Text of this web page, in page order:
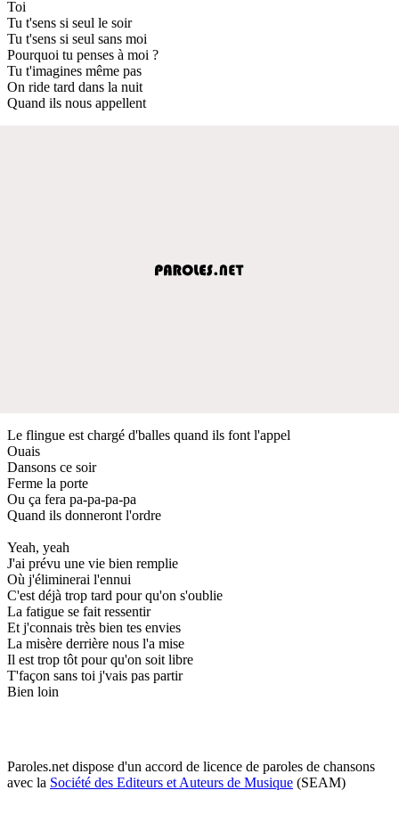
Toi
Tu t'sens si seul le soir
Tu t'sens si seul sans moi
Pourquoi tu penses à moi ?
Tu t'imagines même pas
On ride tard dans la nuit
Quand ils nous appellent
Le flingue est chargé d'balles quand ils font l'appel
Ouais
Dansons ce soir
Ferme la porte
Ou ça fera pa-pa-pa-pa
Quand ils donneront l'ordre
Yeah, yeah
J'ai prévu une vie bien remplie
Où j'éliminerai l'ennui
C'est déjà trop tard pour qu'on s'oublie
La fatigue se fait ressentir
Et j'connais très bien tes envies
La misère derrière nous l'a mise
Il est trop tôt pour qu'on soit libre
T'façon sans toi j'vais pas partir
Bien loin
Paroles.net dispose d'un accord de licence de paroles de chansons
avec la Société des Editeurs et Auteurs de Musique (SEAM)